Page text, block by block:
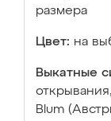
размера
Цвет: на
Выкатные
Blum